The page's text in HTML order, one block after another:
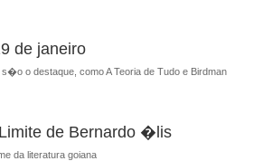
de janeiro
o destaque, como A Teoria de Tudo e Birdman
de Bernardo �lis
da literatura goiana